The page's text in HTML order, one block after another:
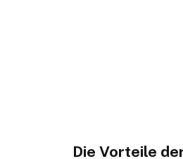
Die Vorteile